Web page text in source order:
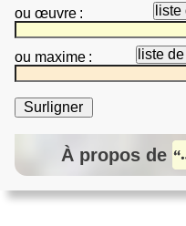
ou œuvre :
ou maxime : liste
Surligner
À propos de